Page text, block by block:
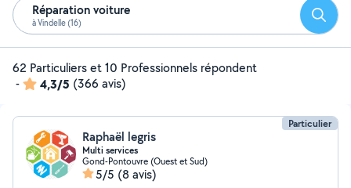
Réparation voiture
à Vindelle (16)
62 Particuliers et 10 Professionnels répondent
-
4,3/5 (366 avis)
Particulier
Raphaël legris
Multi services
Gond-Pontouvre (Ouest et Sud)
5/5 (8 avis)